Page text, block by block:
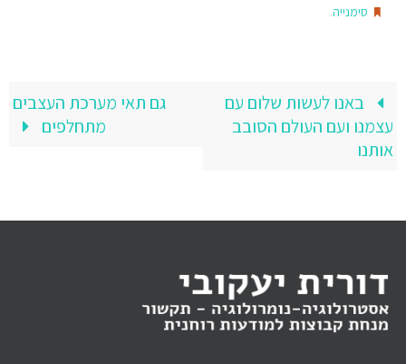
סימנייה.
באנו לעשות שלום עם
עצמנו ועם העולם הסובב
אותנו
גם תאי מערכת העצבים
מתחלפים